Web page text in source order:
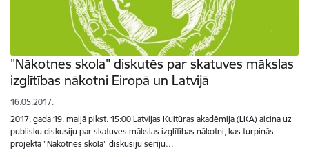
"Nākotnes skola" diskutēs par skatuves mākslas
izglītības nākotni Eiropā un Latvijā
16.05.2017.
2017. gada 19. maijā plkst. 15:00 Latvijas Kultūras akadēmija (LKA) aicina uz
publisku diskusiju par skatuves mākslas izglītības nākotni, kas turpinās
projekta "Nākotnes skola" diskusiju sēriju…